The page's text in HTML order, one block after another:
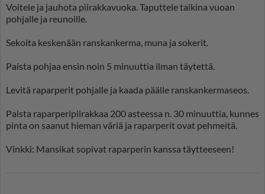
Voitele ja jauhota piirakkavuoka. Taputtele taikina vuoan
pohjalle ja reunoille.
Sekoita keskenään ranskankerma, muna ja sokerit.
Paista pohjaa ensin noin 5 minuuttia ilman täytettä.
Levitä raparperit pohjalle ja kaada päälle ranskankermaseos.
Paista raparperipiirakkaa 200 asteessa n. 30 minuuttia, kunnes
pinta on saanut hieman väriä ja raparperit ovat pehmeitä.
Vinkki: Mansikat sopivat raparperin kanssa täytteeseen!